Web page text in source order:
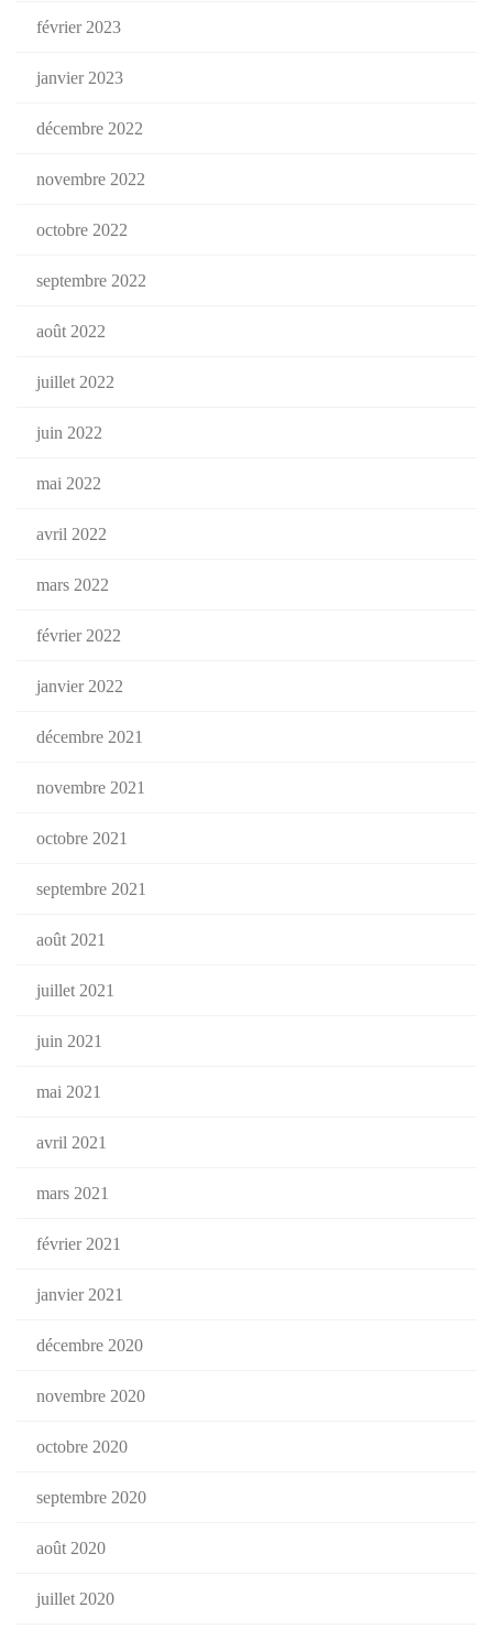
février 2023
janvier 2023
décembre 2022
novembre 2022
octobre 2022
septembre 2022
août 2022
juillet 2022
juin 2022
mai 2022
avril 2022
mars 2022
février 2022
janvier 2022
décembre 2021
novembre 2021
octobre 2021
septembre 2021
août 2021
juillet 2021
juin 2021
mai 2021
avril 2021
mars 2021
février 2021
janvier 2021
décembre 2020
novembre 2020
octobre 2020
septembre 2020
août 2020
juillet 2020